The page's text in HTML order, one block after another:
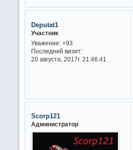
Deputat1
Участник
Уважение: +93
Последний визит:
20 августа, 2017г. 21:46:41
Scorp121
Администратор